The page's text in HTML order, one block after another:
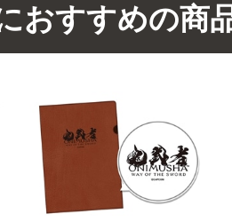
おすすめの商